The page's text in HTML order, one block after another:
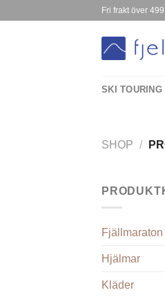
Fri frakt över
SKI TOURING
SHOP /
Fjällmaraton
Hjälmar
Kläder